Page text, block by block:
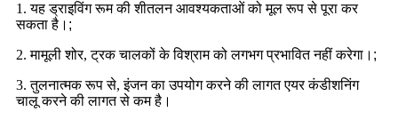
1. यह ड्राइविंग रूम की शीतलन आवश्यकताओं को मूल रूप से पूरा कर
सकता है। ;
2. मामूली शोर, ट्रक चालकों के विश्राम को लगभग प्रभावित नहीं करेगा। ;
3. तुलनात्मक रूप से, इंजन का उपयोग करने की लागत एयर कंडीशनिंग
चालू करने की लागत से कम है।